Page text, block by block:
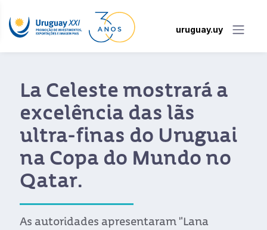
uruguay.uy
La Celeste mostrará a
excelência das lãs
ultra-finas do Uruguai
na Copa do Mundo no
Qatar.
As autoridades apresentaram "Lana